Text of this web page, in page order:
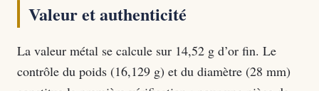
Valeur et authenticité
La valeur métal se calcule sur 14,52 g d’or fin. Le
contrôle du poids (16,129 g) et du diamètre (28 mm)